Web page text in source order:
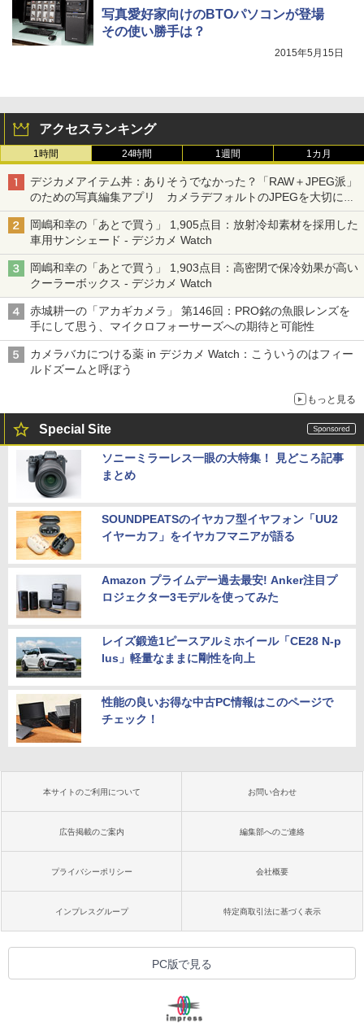
写真愛好家向けのBTOパソコンが登場
その使い勝手は？
2015年5月15日
アクセスランキング
1時間 24時間 1週間 1カ月
デジカメアイテム丼：ありそうでなかった？「RAW＋JPEG派」
のための写真編集アプリ カメラデフォルトのJPEGを大切にす
る「Filmator」
岡嶋和幸の「あとで買う」 1,905点目：放射冷却素材を採用した
車用サンシェード - デジカメ Watch
岡嶋和幸の「あとで買う」 1,903点目：高密閉で保冷効果が高い
クーラーボックス - デジカメ Watch
赤城耕一の「アカギカメラ」 第146回：PRO銘の魚眼レンズを
手にして思う、マイクロフォーサーズへの期待と可能性
カメラバカにつける薬 in デジカメ Watch：こういうのはフィー
ルドズームと呼ぼう
もっと見る
Special Site
ソニーミラーレス一眼の大特集！ 見どころ記事
まとめ
SOUNDPEATSのイヤカフ型イヤフォン「UU2
イヤーカフ」をイヤカフマニアが語る
Amazon プライムデー過去最安! Anker注目プ
ロジェクター3モデルを使ってみた
レイズ鍛造1ピースアルミホイール「CE28 N-p
lus」軽量なままに剛性を向上
性能の良いお得な中古PC情報はこのページで
チェック！
本サイトのご利用について お問い合わせ
広告掲載のご案内 編集部へのご連絡
プライバシーポリシー 会社概要
インプレスグループ 特定商取引法に基づく表示
PC版で見る